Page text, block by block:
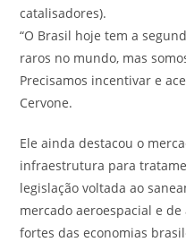
catalisadores).
“O Brasil hoje tem a
raros no mundo, mas
Precisamos incentivar e
Cervone.
Ele ainda destacou o
infraestrutura para
legislação voltada ao
mercado aeroespacial e
fortes das economias